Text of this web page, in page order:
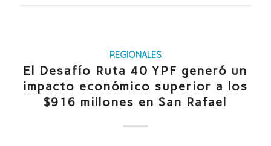
REGIONALES
El Desafío Ruta 40 YPF generó un
impacto económico superior a los
$916 millones en San Rafael